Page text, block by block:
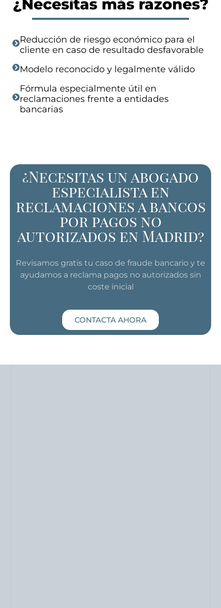
¿Necesitas más razones?
Reducción de riesgo económico para el
cliente en caso de resultado desfavorable
Modelo reconocido y legalmente válido
Fórmula especialmente útil en
reclamaciones frente a entidades
bancarias
¿Necesitas un abogado
especialista en
reclamaciones a bancos
por pagos no
autorizados en Madrid?
Revisamos gratis tu caso de fraude bancario y te
ayudamos a reclama pagos no autorizados sin
coste inicial
CONTACTA AHORA